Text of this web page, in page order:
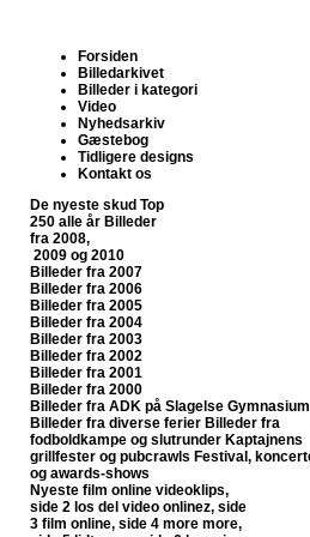
Forsiden
Billedarkivet
Billeder i kategori
Video
Nyhedsarkiv
Gæstebog
Tidligere designs
Kontakt os
De nyeste skud Top
250 alle år Billeder
fra 2008,
2009 og 2010
Billeder fra 2007
Billeder fra 2006
Billeder fra 2005
Billeder fra 2004
Billeder fra 2003
Billeder fra 2002
Billeder fra 2001
Billeder fra 2000
Billeder fra ADK på Slagelse Gymnasium
Billeder fra diverse ferier Billeder fra
fodboldkampe og slutrunder Kaptajnens
grillfester og pubcrawls Festival,
og awards-shows
Nyeste film online videoklips,
side 2 los del video onlinez, side
3 film online, side 4 more more,